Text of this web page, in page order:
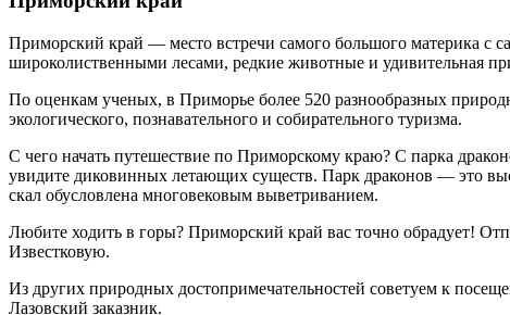
Приморский край — место встречи самого большого материка с
широколиственными лесами, редкие животные и удивительная
По оценкам ученых, в Приморье более 520 разнообразных
экологического, познавательного и собирательного туризма.
С чего начать путешествие по Приморскому краю? С парка
увидите диковинных летающих существ. Парк драконов — это
скал обусловлена многовековым выветриванием.
Любите ходить в горы? Приморский край вас точно обрадует!
Известковую.
Из других природных достопримечательностей советуем к
Лазовский заказник.